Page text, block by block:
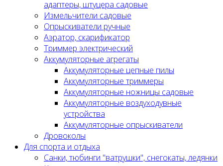
адаптеры, штуцера садовые
Измельчители садовые
Опрыскиватели ручные
Аэратор, скарификатор
Триммер электрический
Аккумуляторные агрегаты
Аккумуляторные цепные пилы
Аккумуляторные триммеры
Аккумуляторные ножницы садовые
Аккумуляторные воздуходувные
устройства
Аккумуляторные опрыскиватели
Дровоколы
Для спорта и отдыха
Санки, тюбинги "ватрушки", снегокаты, ледянки